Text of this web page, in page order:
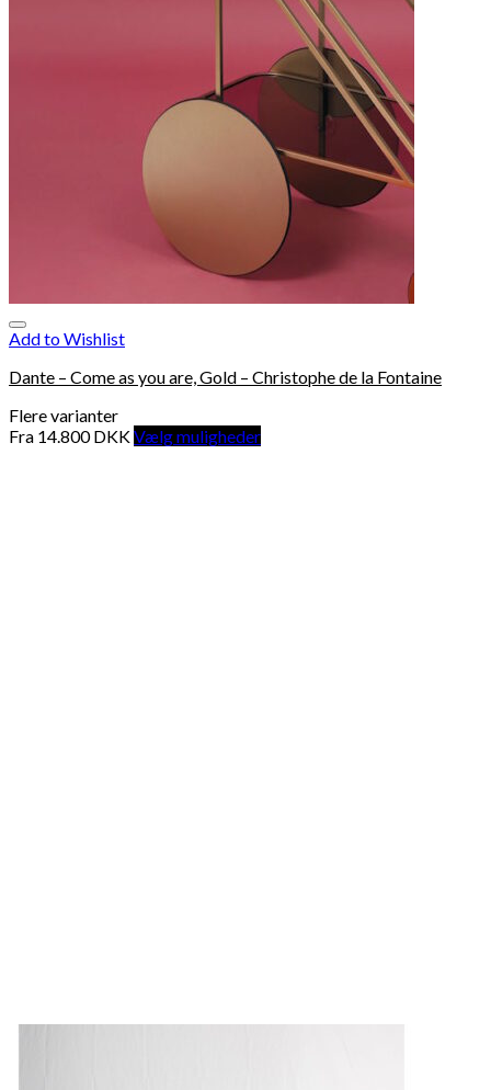
Add to Wishlist
Dante – Come as you are, Gold – Christophe de la Fontaine
Flere varianter
Fra 14.800DKKVælg muligheder